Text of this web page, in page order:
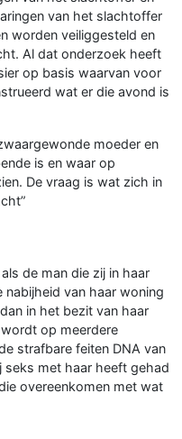
van het slachtoffer
worden veiliggesteld en
Al dat onderzoek heeft
op basis waarvan voor
wat er die avond is
moeder en
is en waar op
De vraag is wat zich in
de man die zij in haar
van haar woning
in het bezit van haar
op meerdere
strafbare feiten DNA van
seks met haar heeft gehad
overeenkomen met wat